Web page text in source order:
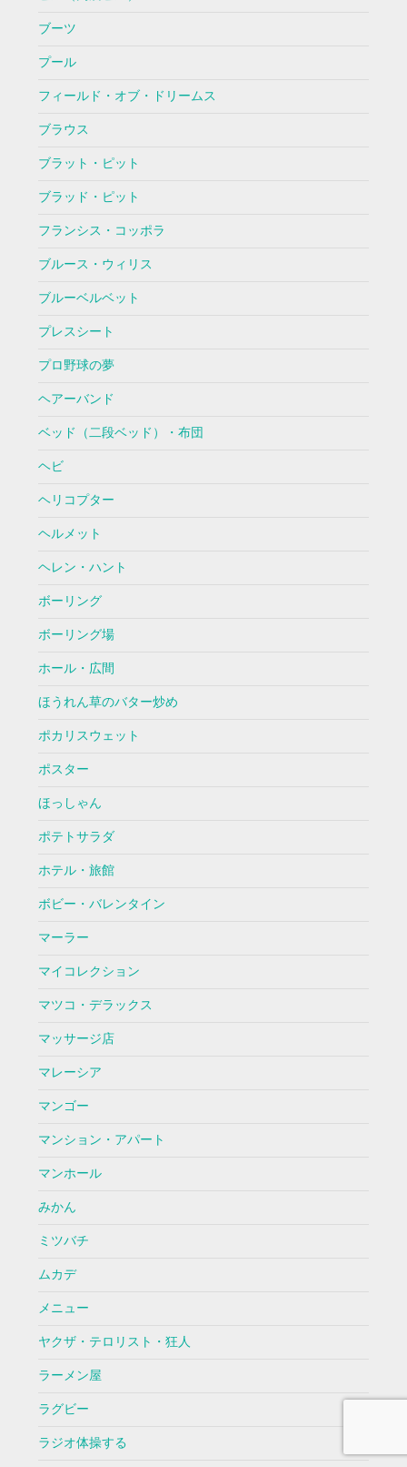
ブーツ
プール
フィールド・オブ・ドリームス
ブラウス
ブラット・ピット
ブラッド・ピット
フランシス・コッポラ
ブルース・ウィリス
ブルーベルベット
プレスシート
プロ野球の夢
ヘアーバンド
ベッド（二段ベッド）・布団
ヘビ
ヘリコプター
ヘルメット
ヘレン・ハント
ボーリング
ボーリング場
ホール・広間
ほうれん草のバター炒め
ポカリスウェット
ポスター
ほっしゃん
ポテトサラダ
ホテル・旅館
ボビー・バレンタイン
マーラー
マイコレクション
マツコ・デラックス
マッサージ店
マレーシア
マンゴー
マンション・アパート
マンホール
みかん
ミツバチ
ムカデ
メニュー
ヤクザ・テロリスト・狂人
ラーメン屋
ラグビー
ラジオ体操する